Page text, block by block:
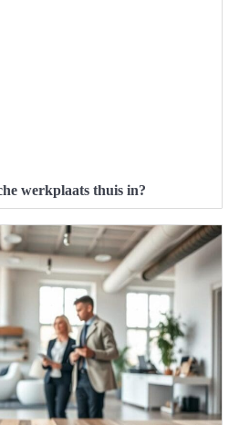
werkplaats thuis in?